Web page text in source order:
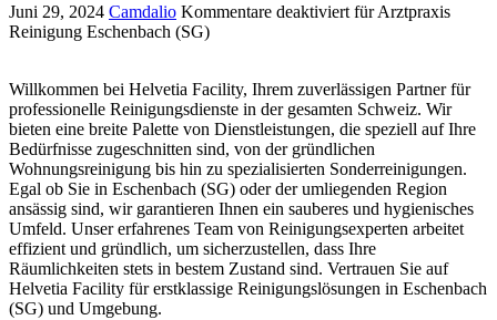
Juni 29, 2024 Camdalio Kommentare deaktiviertfür Arztpraxis
Reinigung Eschenbach (SG)
Willkommen bei Helvetia Facility, Ihrem zuverlässigen Partner für
professionelle Reinigungsdienste in der gesamten Schweiz. Wir
bieten eine breite Palette von Dienstleistungen, die speziell auf Ihre
Bedürfnisse zugeschnitten sind, von der gründlichen
Wohnungsreinigung bis hin zu spezialisierten Sonderreinigungen.
Egal ob Sie in Eschenbach (SG) oder der umliegenden Region
ansässig sind, wir garantieren Ihnen ein sauberes und hygienisches
Umfeld. Unser erfahrenes Team von Reinigungsexperten arbeitet
effizient und gründlich, um sicherzustellen, dass Ihre
Räumlichkeiten stets in bestem Zustand sind. Vertrauen Sie auf
Helvetia Facility für erstklassige Reinigungslösungen in Eschenbach
(SG) und Umgebung.